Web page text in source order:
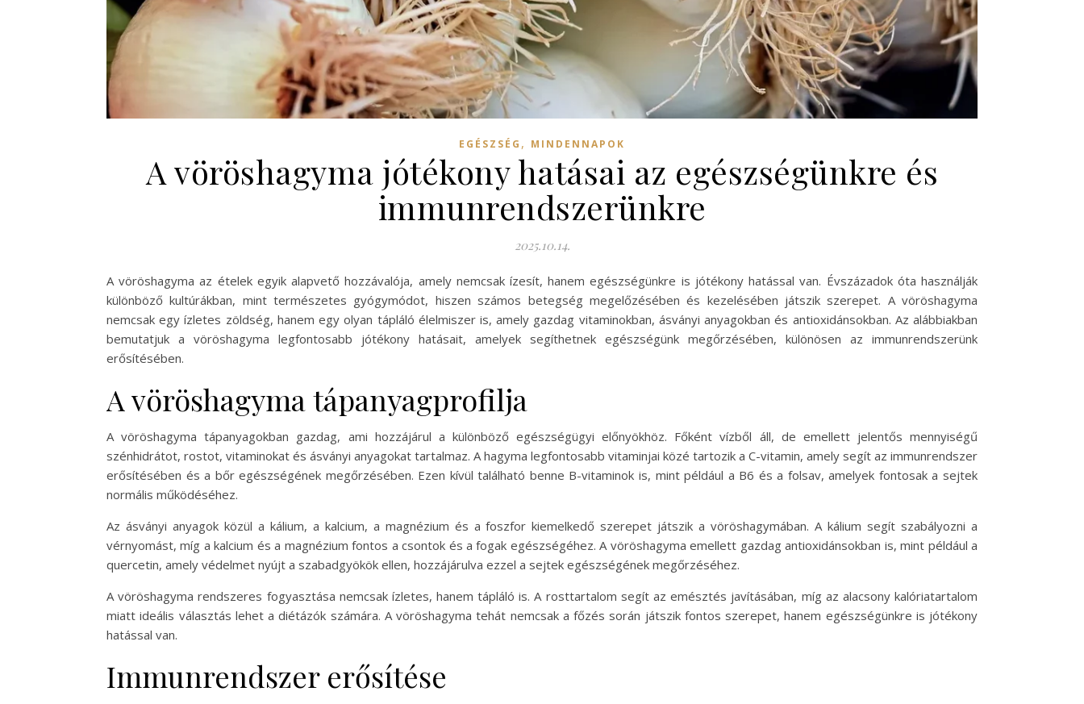
EGÉSZSÉG , MINDENNAPOK
A vöröshagyma jótékony hatásai az egészségünkre és
immunrendszerünkre
2025.10.14.
A vöröshagyma az ételek egyik alapvető hozzávalója, amely nemcsak ízesít, hanem egészségünkre is jótékony hatással van. Évszázadok óta használják
különböző kultúrákban, mint természetes gyógymódot, hiszen számos betegség megelőzésében és kezelésében játszik szerepet. A vöröshagyma
nemcsak egy ízletes zöldség, hanem egy olyan tápláló élelmiszer is, amely gazdag vitaminokban, ásványi anyagokban és antioxidánsokban. Az alábbiakban
bemutatjuk a vöröshagyma legfontosabb jótékony hatásait, amelyek segíthetnek egészségünk megőrzésében, különösen az immunrendszerünk
erősítésében.
A vöröshagyma tápanyagprofilja
A vöröshagyma tápanyagokban gazdag, ami hozzájárul a különböző egészségügyi előnyökhöz. Főként vízből áll, de emellett jelentős mennyiségű
szénhidrátot, rostot, vitaminokat és ásványi anyagokat tartalmaz. A hagyma legfontosabb vitaminjai közé tartozik a C-vitamin, amely segít az immunrendszer
erősítésében és a bőr egészségének megőrzésében. Ezen kívül található benne B-vitaminok is, mint például a B6 és a folsav, amelyek fontosak a sejtek
normális működéséhez.
Az ásványi anyagok közül a kálium, a kalcium, a magnézium és a foszfor kiemelkedő szerepet játszik a vöröshagymában. A kálium segít szabályozni a
vérnyomást, míg a kalcium és a magnézium fontos a csontok és a fogak egészségéhez. A vöröshagyma emellett gazdag antioxidánsokban is, mint például a
quercetin, amely védelmet nyújt a szabadgyökök ellen, hozzájárulva ezzel a sejtek egészségének megőrzéséhez.
A vöröshagyma rendszeres fogyasztása nemcsak ízletes, hanem tápláló is. A rosttartalom segít az emésztés javításában, míg az alacsony kalóriatartalom
miatt ideális választás lehet a diétázók számára. A vöröshagyma tehát nemcsak a főzés során játszik fontos szerepet, hanem egészségünkre is jótékony
hatással van.
Immunrendszer erősítése